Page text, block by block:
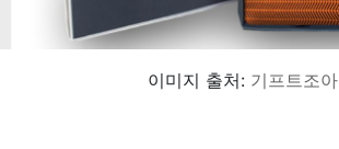
이미지 출처: 기프트조아